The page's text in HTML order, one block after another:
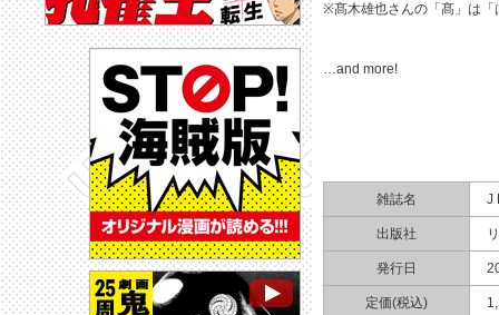
※髙木雄也さんの「髙」は「
…and more!
雑誌名 J
出版社
発行日
定価(税込)